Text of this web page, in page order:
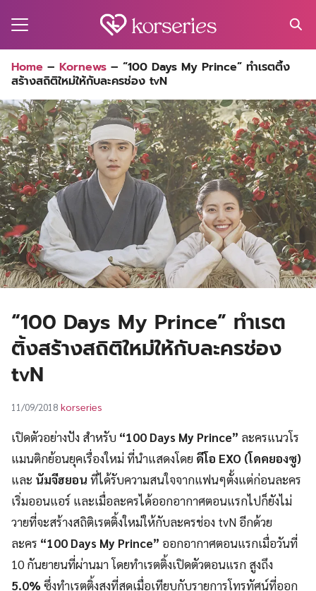
for:
Home – Kornews – “100 Days My Prince” ทำเรตติ้ง
สร้างสถิติใหม่ให้กับละครช่อง tvN
“100 Days My Prince” ทำเรต
ติ้งสร้างสถิติใหม่ให้กับละครช่อง
tvN
11/09/2018 korseries
เปิดตัวอย่างปัง สำหรับ “100 Days My Prince” ละครแนวโร
แมนติกย้อนยุคเรื่องใหม่ ที่นำแสดงโดย ดีโอ EXO (โดคยองซู)
และ นัมจีฮยอน ที่ได้รับความสนใจจากแฟนๆตั้งแต่ก่อนละคร
เริ่มออนแอร์ และเมื่อละครได้ออกอากาศตอนแรกไปก็ยังไม่
วายที่จะสร้างสถิติเรตติ้งใหม่ให้กับละครช่อง tvN อีกด้วย
ละคร “100 Days My Prince” ออกอากาศตอนแรกเมื่อวันที่
10 กันยายนที่ผ่านมา โดยทำเรตติ้งเปิดตัวตอนแรก สูงถึง
5.0%ซึ่งทำเรตติ้งสูงที่สุดเมื่อเทียบกับรายการโทรทัศน์ที่ออก